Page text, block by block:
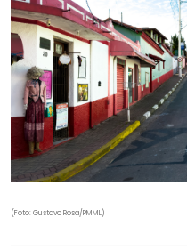
(Foto: Gustavo Rosa/PMML)